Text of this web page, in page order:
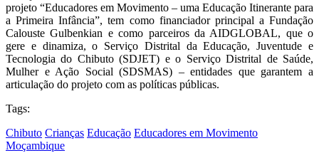
projeto “Educadores em Movimento – uma Educação Itinerante para
a Primeira Infância”, tem como financiador principal a Fundação
Calouste Gulbenkian e como parceiros da AIDGLOBAL, que o
gere e dinamiza, o Serviço Distrital da Educação, Juventude e
Tecnologia do Chibuto (SDJET) e o Serviço Distrital de Saúde,
Mulher e Ação Social (SDSMAS) – entidades que garantem a
articulação do projeto com as políticas públicas.
Tags:
Chibuto Crianças Educação Educadores em Movimento
Moçambique